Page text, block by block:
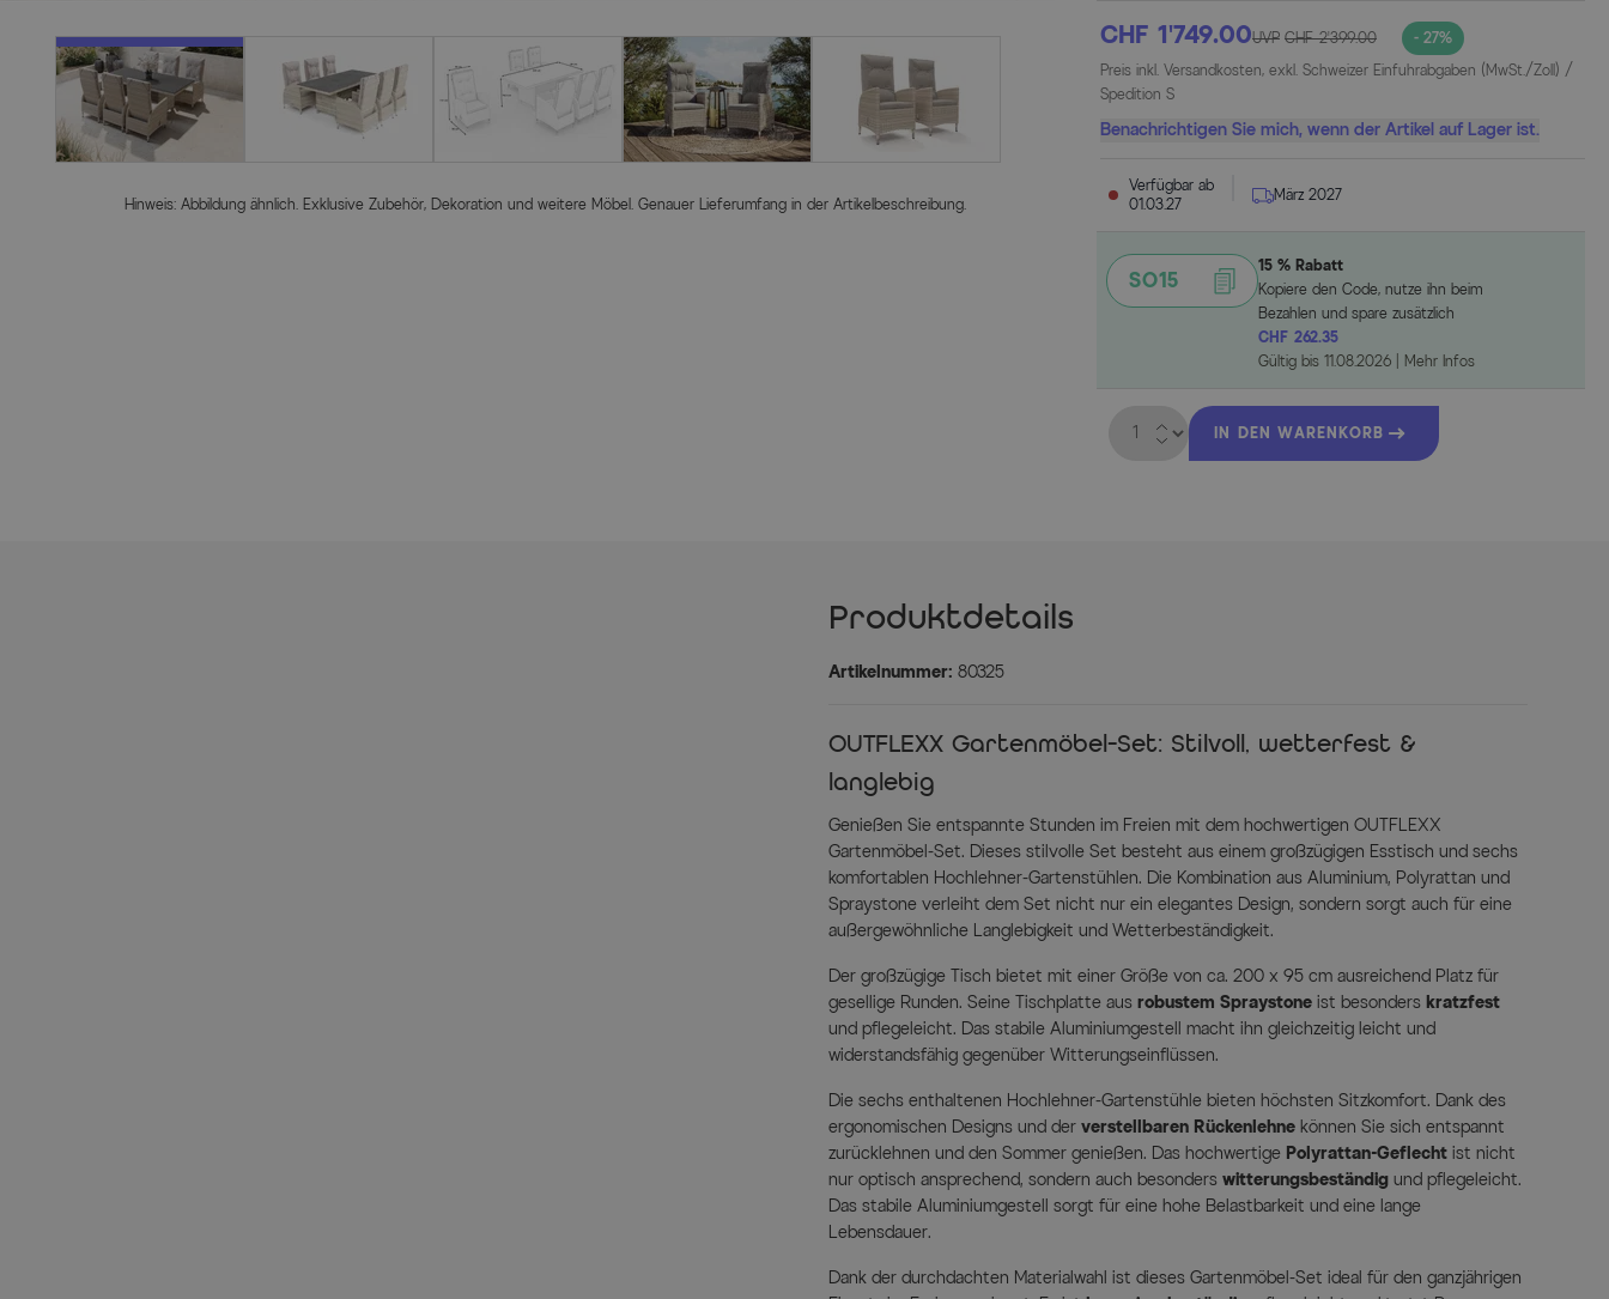
Hinweis: Abbildung ähnlich. Exklusive Zubehör, Dekoration und weitere Möbel. Genauer Lieferumfang in der Artikelbeschreibung.
CHF 1’749.00UVP CHF 2’399.00
- 27%
Preis inkl. Versandkosten, exkl. Schweizer Einfuhrabgaben (MwSt./Zoll) /
Spedition S
Benachrichtigen Sie mich, wenn der Artikel auf Lager ist.
Verfügbar ab
01.03.27
März 2027
SO15
15 % Rabatt
Kopiere den Code, nutze ihn beim
Bezahlen und spare zusätzlich
CHF 262.35
Gültig bis 11.08.2026 Mehr Infos
IN DEN WARENKORB
Produktdetails
Artikelnummer: 80325
OUTFLEXX Gartenmöbel-Set: Stilvoll, wetterfest &
langlebig
Genießen Sie entspannte Stunden im Freien mit dem hochwertigen OUTFLEXX
Gartenmöbel-Set. Dieses stilvolle Set besteht aus einem großzügigen Esstisch und sechs
komfortablen Hochlehner-Gartenstühlen. Die Kombination aus Aluminium, Polyrattan und
Spraystone verleiht dem Set nicht nur ein elegantes Design, sondern sorgt auch für eine
außergewöhnliche Langlebigkeit und Wetterbeständigkeit.
Der großzügige Tisch bietet mit einer Größe von ca. 200 x 95 cm ausreichend Platz für
gesellige Runden. Seine Tischplatte aus robustem Spraystone ist besonders kratzfest
und pflegeleicht. Das stabile Aluminiumgestell macht ihn gleichzeitig leicht und
widerstandsfähig gegenüber Witterungseinflüssen.
Die sechs enthaltenen Hochlehner-Gartenstühle bieten höchsten Sitzkomfort. Dank des
ergonomischen Designs und der verstellbaren Rückenlehne können Sie sich entspannt
zurücklehnen und den Sommer genießen. Das hochwertige Polyrattan-Geflecht ist nicht
nur optisch ansprechend, sondern auch besonders witterungsbeständig und pflegeleicht.
Das stabile Aluminiumgestell sorgt für eine hohe Belastbarkeit und eine lange
Lebensdauer.
Dank der durchdachten Materialwahl ist dieses Gartenmöbel-Set ideal für den ganzjährigen